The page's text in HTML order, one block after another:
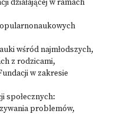
działającej w ramach
wśród najmłodszych,
z rodzicami,
w zakresie
społecznych:
problemów,